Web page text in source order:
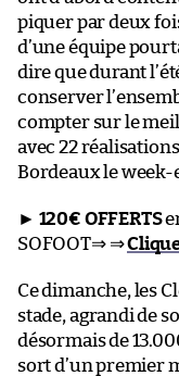
piquer par deux
d’une équipe
dire que durant
conserver
compter sur le
avec 22
Bordeaux le week-
► 120€ OFFERTS
SOFOOT⇒ ⇒
Ce dimanche, les
stade, agrandi de
désormais de
sort d’un premier